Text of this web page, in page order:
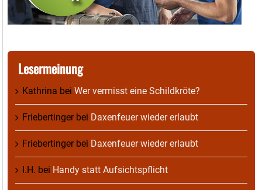
Lesermeinung
Kathrina bei Wer vermisst eine Schildkröte?
Friebertingerbei Daxenfeuer wieder erlaubt
Friebertingerbei Daxenfeuer wieder erlaubt
I.H. bei Handy statt Aufsichtspflicht